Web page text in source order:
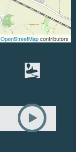
OpenStreetMapcontributors